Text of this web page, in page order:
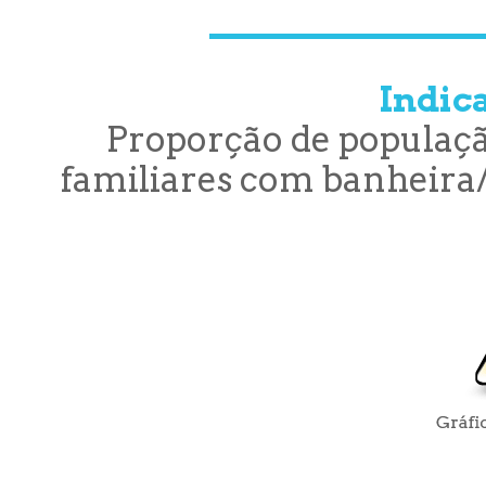
Proporção de
familiares com